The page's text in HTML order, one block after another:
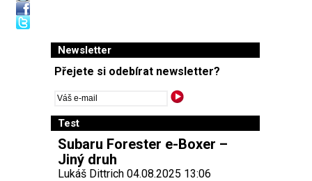
Newsletter
Přejete si odebírat newsletter?
Test
Subaru Forester e-Boxer –
Jiný druh
Lukáš Dittrich 04.08.2025 13:06